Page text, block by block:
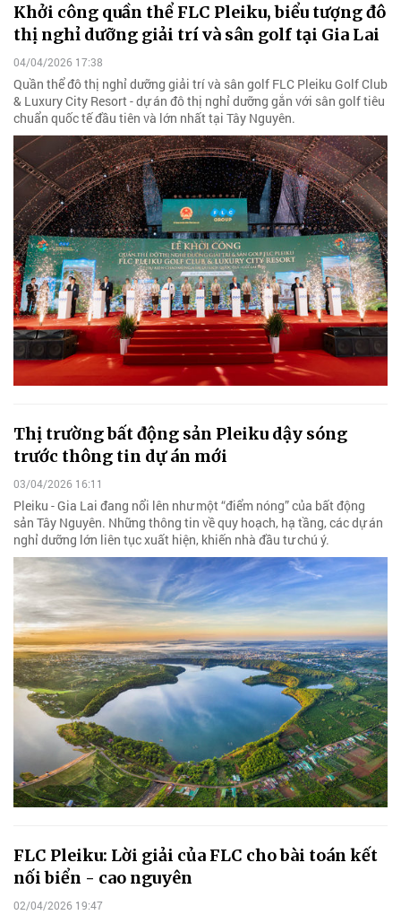
Khởi công quần thể FLC Pleiku, biểu tượng đô
thị nghỉ dưỡng giải trí và sân golf tại Gia Lai
04/04/2026 17:38
Quần thể đô thị nghỉ dưỡng giải trí và sân golf FLC Pleiku Golf Club
& Luxury City Resort - dự án đô thị nghỉ dưỡng gắn với sân golf tiêu
chuẩn quốc tế đầu tiên và lớn nhất tại Tây Nguyên.
Thị trường bất động sản Pleiku dậy sóng
trước thông tin dự án mới
03/04/2026 16:11
Pleiku - Gia Lai đang nổi lên như một “điểm nóng” của bất động
sản Tây Nguyên. Những thông tin về quy hoạch, hạ tầng, các dự án
nghỉ dưỡng lớn liên tục xuất hiện, khiến nhà đầu tư chú ý.
FLC Pleiku: Lời giải của FLC cho bài toán kết
nối biển - cao nguyên
02/04/2026 19:47